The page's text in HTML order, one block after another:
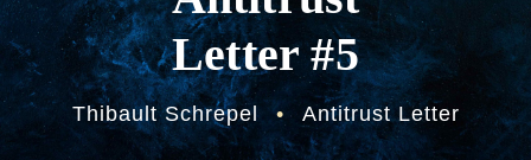
Letter #5
Thibault Schrepel • Antitrust Letter